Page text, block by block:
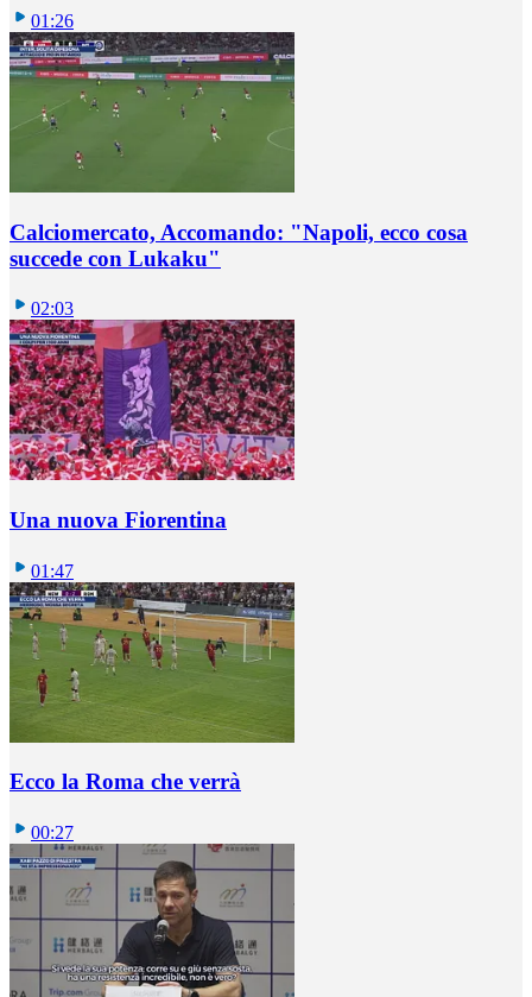
01:26
Calciomercato, Accomando: "Napoli, ecco cosa
succede con Lukaku"
02:03
Una nuova Fiorentina
01:47
Ecco la Roma che verrà
00:27